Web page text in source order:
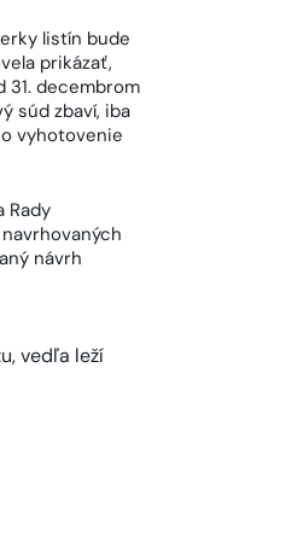
listín bude
prikázať,
31. decembrom
súd zbaví, iba
vyhotovenie
Rady
návrh